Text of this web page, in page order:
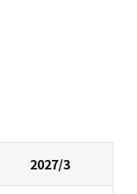
2027/3